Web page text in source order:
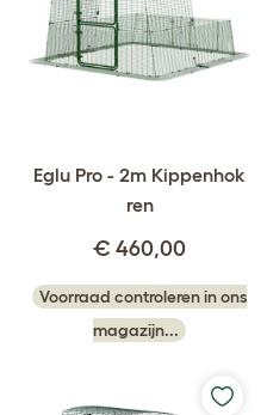
Eglu Pro - 2m Kippenhok
ren
€ 460,00
Voorraad controleren in ons
magazijn...